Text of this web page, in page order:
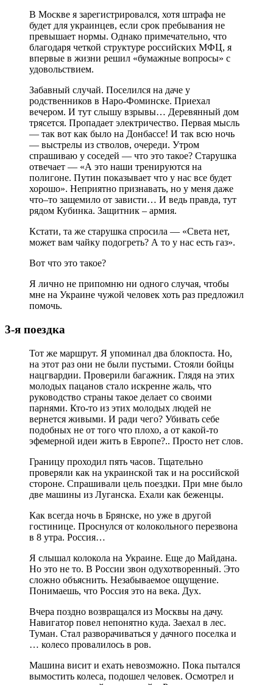
В Москве я зарегистрировался, хотя штрафа не
будет для украинцев, если срок пребывания не
превышает нормы. Однако примечательно, что
благодаря четкой структуре российских МФЦ, я
впервые в жизни решил «бумажные вопросы» с
удовольствием.
Забавный случай. Поселился на даче у
родственников в Наро-Фоминске. Приехал
вечером. И тут слышу взрывы… Деревянный дом
трясется. Пропадает электричество. Первая мысль
— так вот как было на Донбассе! И так всю ночь
— выстрелы из стволов, очереди. Утром
спрашиваю у соседей — что это такое? Старушка
отвечает — «А это наши тренируются на
полигоне. Путин показывает что у нас все будет
хорошо». Неприятно признавать, но у меня даже
что–то защемило от зависти… И ведь правда, тут
рядом Кубинка. Защитник – армия.
Кстати, та же старушка спросила — «Света нет,
может вам чайку подогреть? А то у нас есть газ».
Вот что это такое?
Я лично не припомню ни одного случая, чтобы
мне на Украине чужой человек хоть раз предложил
помочь.
3-я поездка
Тот же маршрут. Я упоминал два блокпоста. Но,
на этот раз они не были пустыми. Стояли бойцы
нацгвардии. Проверили багажник. Глядя на этих
молодых пацанов стало искренне жаль, что
руководство страны такое делает со своими
парнями. Кто-то из этих молодых людей не
вернется живыми. И ради чего? Убивать себе
подобных не от того что плохо, а от какой-то
эфемерной идеи жить в Европе?.. Просто нет слов.
Границу проходил пять часов. Тщательно
проверяли как на украинской так и на российской
стороне. Спрашивали цель поездки. При мне было
две машины из Луганска. Ехали как беженцы.
Как всегда ночь в Брянске, но уже в другой
гостинице. Проснулся от колокольного перезвона
в 8 утра. Россия…
Я слышал колокола на Украине. Еще до Майдана.
Но это не то. В России звон одухотворенный. Это
сложно объяснить. Незабываемое ощущение.
Понимаешь, что Россия это на века. Дух.
Вчера поздно возвращался из Москвы на дачу.
Навигатор повел непонятно куда. Заехал в лес.
Туман. Стал разворачиваться у дачного поселка и
… колесо провалилось в ров.
Машина висит и ехать невозможно. Пока пытался
вымостить колеса, подошел человек. Осмотрел и